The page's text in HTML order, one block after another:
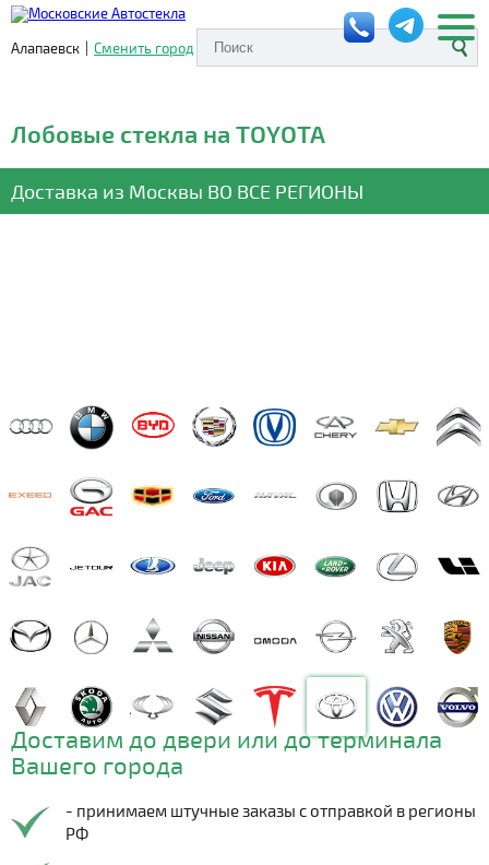
Алапаевск | Сменить город
Лобовые стекла на TOYOTA
Доставка из Москвы ВО ВСЕ РЕГИОНЫ
Доставим до двери или до терминала
Вашего города
- принимаем штучные заказы с отправкой в регионы
РФ